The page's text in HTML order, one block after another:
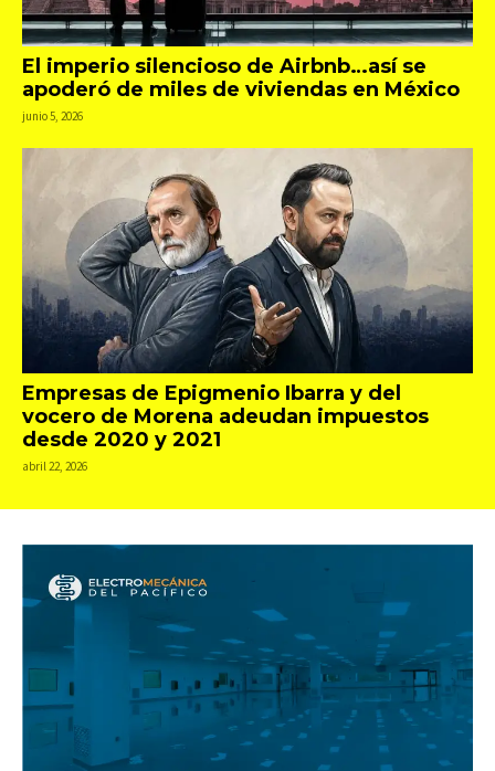
El imperio silencioso de Airbnb…así se
apoderó de miles de viviendas en México
junio 5, 2026
Empresas de Epigmenio Ibarra y del
vocero de Morena adeudan impuestos
desde 2020 y 2021
abril 22, 2026